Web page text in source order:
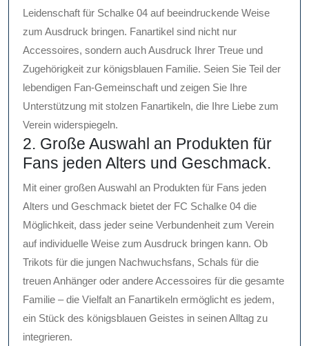
Leidenschaft für Schalke 04 auf beeindruckende Weise
zum Ausdruck bringen. Fanartikel sind nicht nur
Accessoires, sondern auch Ausdruck Ihrer Treue und
Zugehörigkeit zur königsblauen Familie. Seien Sie Teil der
lebendigen Fan-Gemeinschaft und zeigen Sie Ihre
Unterstützung mit stolzen Fanartikeln, die Ihre Liebe zum
Verein widerspiegeln.
2. Große Auswahl an Produkten für
Fans jeden Alters und Geschmack.
Mit einer großen Auswahl an Produkten für Fans jeden
Alters und Geschmack bietet der FC Schalke 04 die
Möglichkeit, dass jeder seine Verbundenheit zum Verein
auf individuelle Weise zum Ausdruck bringen kann. Ob
Trikots für die jungen Nachwuchsfans, Schals für die
treuen Anhänger oder andere Accessoires für die gesamte
Familie – die Vielfalt an Fanartikeln ermöglicht es jedem,
ein Stück des königsblauen Geistes in seinen Alltag zu
integrieren.